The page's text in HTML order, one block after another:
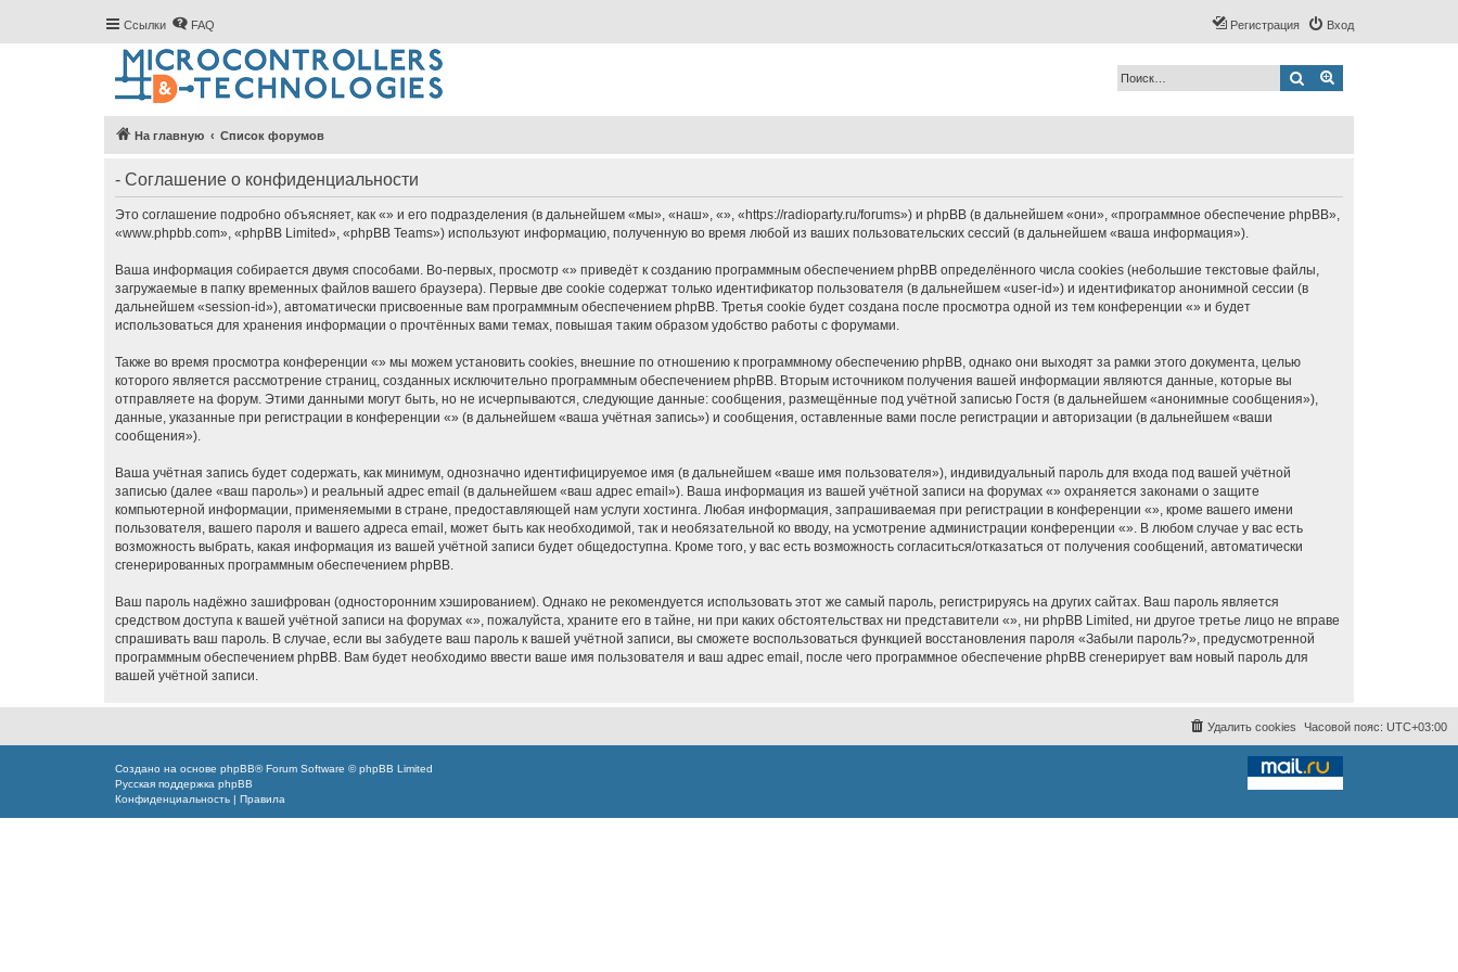
Ссылки FAQ Вход
Регистрация
Поиск
На главную Список форумов
- Соглашение о конфиденциальности
Это соглашение подробно объясняет, как «» и его подразделения (в дальнейшем «мы», «наш», «», «https://radioparty.ru/forums») и phpBB (в дальнейшем «они», «программное обеспечение phpBB»,
«www.phpbb.com», «phpBB Limited», «phpBB Teams») используют информацию, полученную во время любой из ваших пользовательских сессий (в дальнейшем «ваша информация»).
Ваша информация собирается двумя способами. Во-первых, просмотр «» приведёт к созданию программным обеспечением phpBB определённого числа cookies (небольшие текстовые файлы,
загружаемые в папку временных файлов вашего браузера). Первые две cookie содержат только идентификатор пользователя (в дальнейшем «user-id») и идентификатор анонимной сессии (в
дальнейшем «session-id»), автоматически присвоенные вам программным обеспечением phpBB. Третья cookie будет создана после просмотра одной из тем конференции «» и будет
использоваться для хранения информации о прочтённых вами темах, повышая таким образом удобство работы с форумами.
Также во время просмотра конференции «» мы можем установить cookies, внешние по отношению к программному обеспечению phpBB, однако они выходят за рамки этого документа, целью
которого является рассмотрение страниц, созданных исключительно программным обеспечением phpBB. Вторым источником получения вашей информации являются данные, которые вы
отправляете на форум. Этими данными могут быть, но не исчерпываются, следующие данные: сообщения, размещённые под учётной записью Гостя (в дальнейшем «анонимные сообщения»),
данные, указанные при регистрации в конференции «» (в дальнейшем «ваша учётная запись») и сообщения, оставленные вами после регистрации и авторизации (в дальнейшем «ваши
сообщения»).
Ваша учётная запись будет содержать, как минимум, однозначно идентифицируемое имя (в дальнейшем «ваше имя пользователя»), индивидуальный пароль для входа под вашей учётной
записью (далее «ваш пароль») и реальный адрес email (в дальнейшем «ваш адрес email»). Ваша информация из вашей учётной записи на форумах «» охраняется законами о защите
компьютерной информации, применяемыми в стране, предоставляющей нам услуги хостинга. Любая информация, запрашиваемая при регистрации в конференции «», кроме вашего имени
пользователя, вашего пароля и вашего адреса email, может быть как необходимой, так и необязательной ко вводу, на усмотрение администрации конференции «». В любом случае у вас есть
возможность выбрать, какая информация из вашей учётной записи будет общедоступна. Кроме того, у вас есть возможность согласиться/отказаться от получения сообщений, автоматически
сгенерированных программным обеспечением phpBB.
Ваш пароль надёжно зашифрован (односторонним хэшированием). Однако не рекомендуется использовать этот же самый пароль, регистрируясь на других сайтах. Ваш пароль является
средством доступа к вашей учётной записи на форумах «», пожалуйста, храните его в тайне, ни при каких обстоятельствах ни представители «», ни phpBB Limited, ни другое третье лицо не вправе
спрашивать ваш пароль. В случае, если вы забудете ваш пароль к вашей учётной записи, вы сможете воспользоваться функцией восстановления пароля «Забыли пароль?», предусмотренной
программным обеспечением phpBB. Вам будет необходимо ввести ваше имя пользователя и ваш адрес email, после чего программное обеспечение phpBB сгенерирует вам новый пароль для
вашей учётной записи.
Часовой пояс: UTC+03:00
Удалить cookies
Создано на основе phpBB® Forum Software © phpBB Limited
Русская поддержка phpBB
Конфиденциальность | Правила